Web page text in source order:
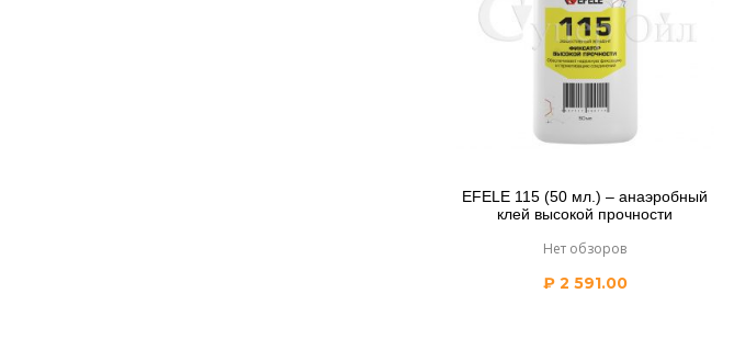
EFELE 115 (50 мл.) – анаэробный
клей высокой прочности
Нет обзоров
₽2 591.00